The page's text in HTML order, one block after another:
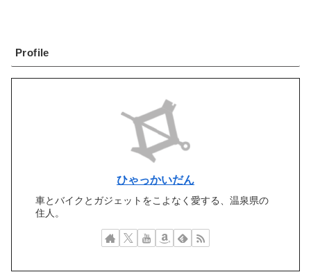
Profile
ひゃっかいだん
車とバイクとガジェットをこよなく愛する、温泉県の
住人。